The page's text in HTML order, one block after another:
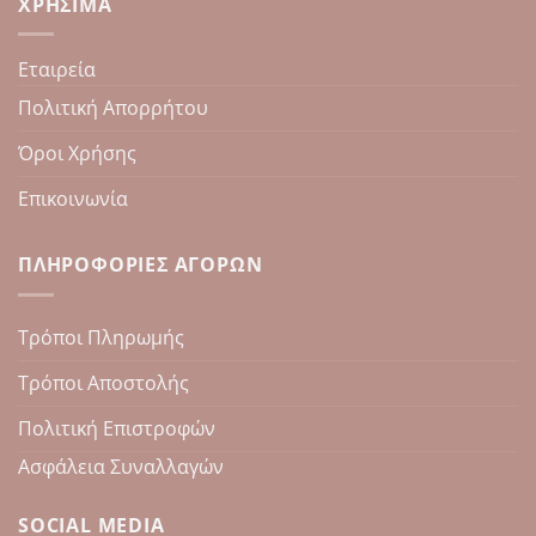
Εταιρεία
Πολιτική Απορρήτου
Όροι Χρήσης
Επικοινωνία
ΠΛΗΡΟΦΟΡΊΕΣ ΑΓΟΡΏΝ
Τρόποι Πληρωμής
Τρόποι Αποστολής
Πολιτική Επιστροφών
Ασφάλεια Συναλλαγών
SOCIAL MEDIA